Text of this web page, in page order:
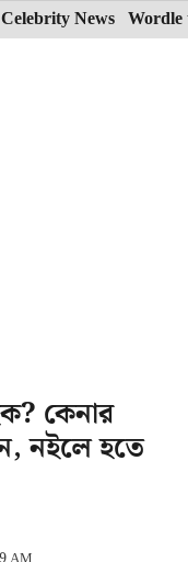
Celebrity News Wordle
কেনার
নইলে হতে